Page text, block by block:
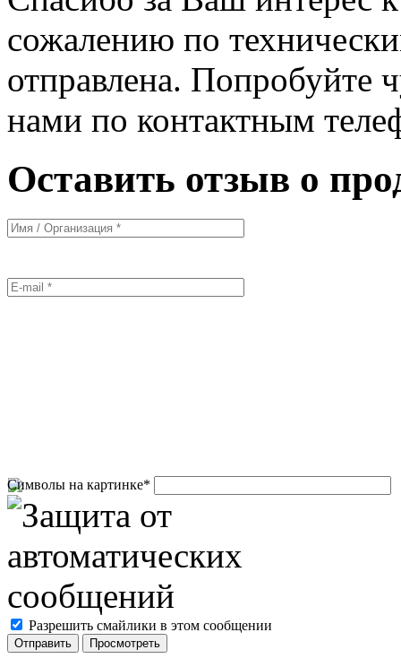
сожалению по
отправлена. Попробуйте
нами по контактным
Оставить отзыв о
Символы на картинке*
Разрешить смайлики в этом сообщении